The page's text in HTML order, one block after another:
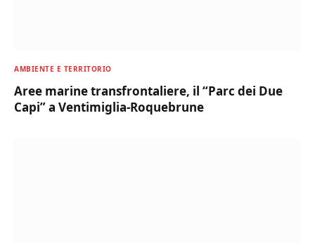
AMBIENTE E TERRITORIO
Aree marine transfrontaliere, il “Parc dei Due
Capi” a Ventimiglia-Roquebrune